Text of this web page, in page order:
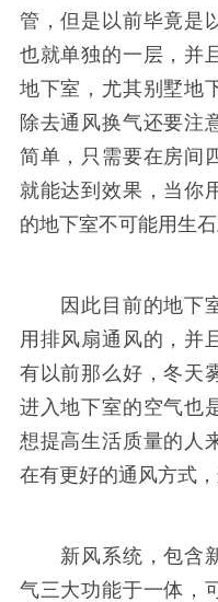
管，但是以前毕竟是
也就单独的一层，并
地下室，尤其别墅地
除去通风换气还要注
简单，只需要在房间
就能达到效果，当你
的地下室不可能用生石
因此目前的地下室
用排风扇通风的，并
有以前那么好，冬天
进入地下室的空气也
想提高生活质量的人
在有更好的通风方式，
新风系统，包含新
气三大功能于一体，